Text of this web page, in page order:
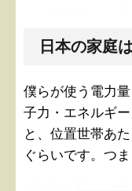
日本の家庭
僕らが使う電力
子力・エネルギ
と、位置世帯あ
ぐらいです。つ